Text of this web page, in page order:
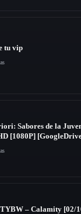
tu vip
Sabores de la
[1080P]
– Calamity [02/